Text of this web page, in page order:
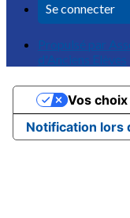
Se connecter
Propulsé par
d'Anciens Elèves
Notification lors
Vos